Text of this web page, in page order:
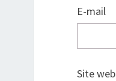
E-mail
Site web